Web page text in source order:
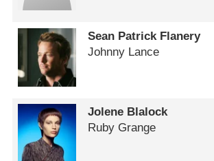
Sean Patrick Flanery
Johnny Lance
Jolene Blalock
Ruby Grange